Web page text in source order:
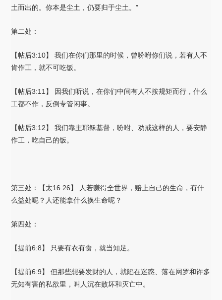
土而出的。你本是尘土，仍要归于尘土。”
第二处：
【帖后3:10】 我们在你们那里的时候，曾吩咐你们说，若有人不
肯作工，就不可吃饭。
【帖后3:11】 因我们听说，在你们中间有人不按规矩而行，什么
工都不作，反倒专管闲事。
【帖后3:12】 我们靠主耶稣基督，吩咐、劝戒这样的人，要安静
作工，吃自己的饭。
第三处：【太16:26】 人若赚得全世界，赔上自己的生命，有什
么益处呢？人还能拿什么换生命呢？
第四处：
【提前6:8】 只要有衣有食，就当知足。
【提前6:9】 但那些想要发财的人，就陷在迷惑、落在网罗和许多
无知有害的私欲里，叫人沉在败坏和灭亡中。